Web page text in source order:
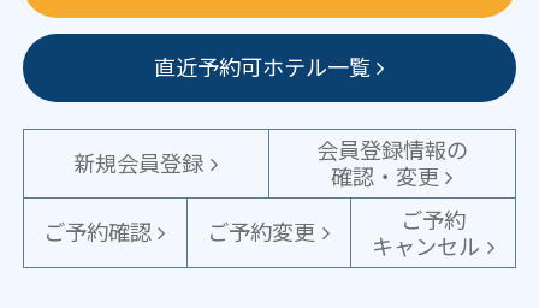
直近予約可ホテル一覧
新規会員登録
会員登録情報の
確認・変更
ご予約確認
ご予約変更
ご予約
キャンセル